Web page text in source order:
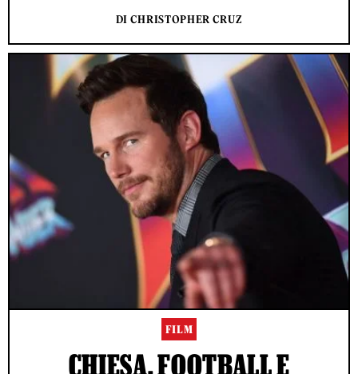
DI CHRISTOPHER CRUZ
FILM
CHIESA, FOOTBALL E